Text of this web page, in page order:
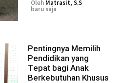
Oleh Matrasit, S.S
baru saja
Pentingnya Memilih
Pendidikan yang
Tepat bagi Anak
Berkebutuhan Khusus